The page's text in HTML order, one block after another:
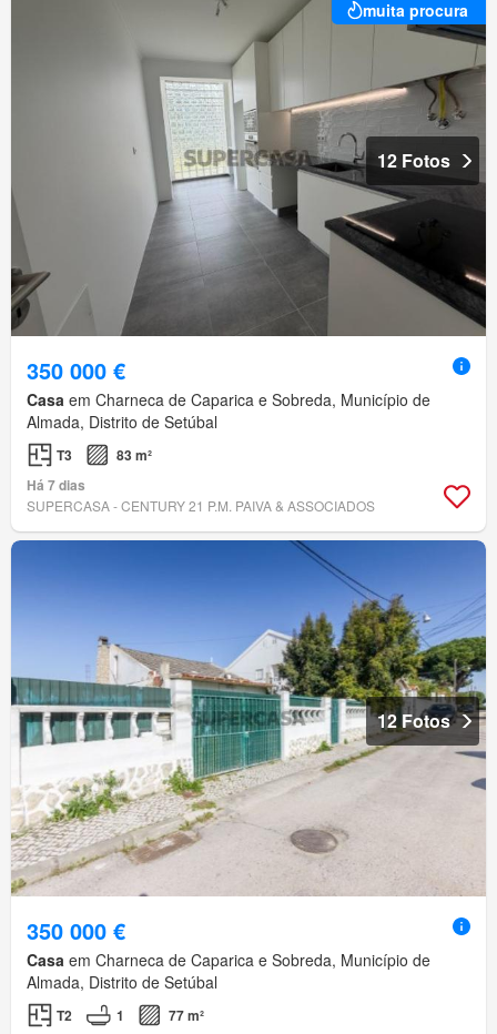
muita procura
12 Fotos
350 000 €
Casa em Charneca de Caparica e Sobreda, Município de
Almada, Distrito de Setúbal
T3
83 m²
Há 7 dias
SUPERCASA - CENTURY 21 P.M. PAIVA & ASSOCIADOS
12 Fotos
350 000 €
Casa em Charneca de Caparica e Sobreda, Município de
Almada, Distrito de Setúbal
T2 1
77 m²